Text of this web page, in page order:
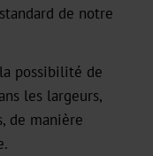
de notre
possibilité de
les largeurs,
de manière